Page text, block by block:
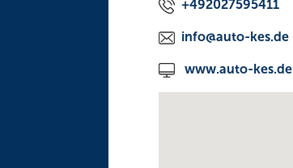
+492027595411
info@auto-kes.de
www.auto-kes.de